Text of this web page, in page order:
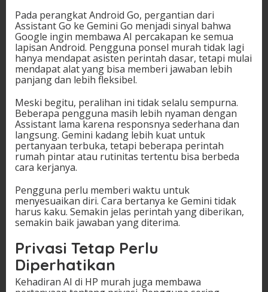
Pada perangkat Android Go, pergantian dari
Assistant Go ke Gemini Go menjadi sinyal bahwa
Google ingin membawa AI percakapan ke semua
lapisan Android. Pengguna ponsel murah tidak lagi
hanya mendapat asisten perintah dasar, tetapi mulai
mendapat alat yang bisa memberi jawaban lebih
panjang dan lebih fleksibel.
Meski begitu, peralihan ini tidak selalu sempurna.
Beberapa pengguna masih lebih nyaman dengan
Assistant lama karena responsnya sederhana dan
langsung. Gemini kadang lebih kuat untuk
pertanyaan terbuka, tetapi beberapa perintah
rumah pintar atau rutinitas tertentu bisa berbeda
cara kerjanya.
Pengguna perlu memberi waktu untuk
menyesuaikan diri. Cara bertanya ke Gemini tidak
harus kaku. Semakin jelas perintah yang diberikan,
semakin baik jawaban yang diterima.
Privasi Tetap Perlu
Diperhatikan
Kehadiran AI di HP murah juga membawa